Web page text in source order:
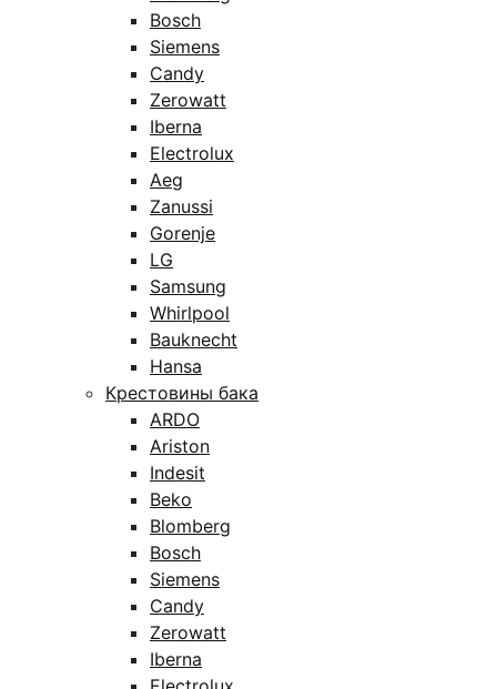
Bosch
Siemens
Candy
Zerowatt
Iberna
Electrolux
Aeg
Zanussi
Gorenje
LG
Samsung
Whirlpool
Bauknecht
Hansa
Крестовины бака
ARDO
Ariston
Indesit
Beko
Blomberg
Bosch
Siemens
Candy
Zerowatt
Iberna